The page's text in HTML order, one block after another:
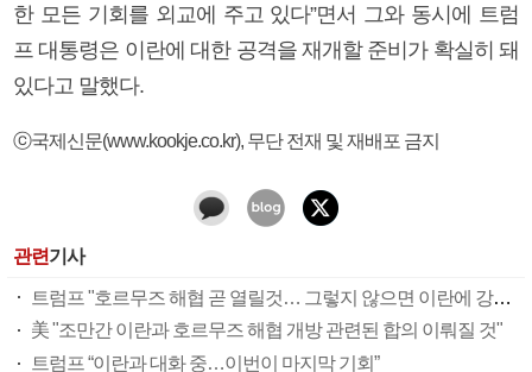
한 모든 기회를 외교에 주고 있다”면서 그와 동시에 트럼
프 대통령은 이란에 대한 공격을 재개할 준비가 확실히 돼
있다고 말했다.
ⓒ국제신문(www.kookje.co.kr), 무단 전재 및 재배포 금지
관련기사
트럼프 "호르무즈 해협 곧 열릴것… 그렇지 않으면 이란에 강력 공격"
美 "조만간 이란과 호르무즈 해협 개방 관련된 합의 이뤄질 것"
트럼프 “이란과 대화 중…이번이 마지막 기회”